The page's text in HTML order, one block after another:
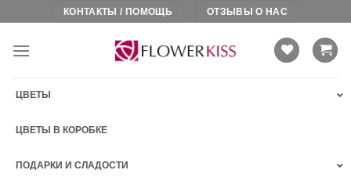
content
КОНТАКТЫ / ПОМОЩЬ ОТЗЫВЫ О НАС
ЦВЕТЫ
ЦВЕТЫ В КОРОБКЕ
ПОДАРКИ И СЛАДОСТИ